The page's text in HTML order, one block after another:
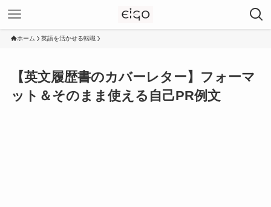
ホーム 英語を活かせる転職
【英文履歴書のカバーレター】フォーマ
ット＆そのまま使える自己PR例文